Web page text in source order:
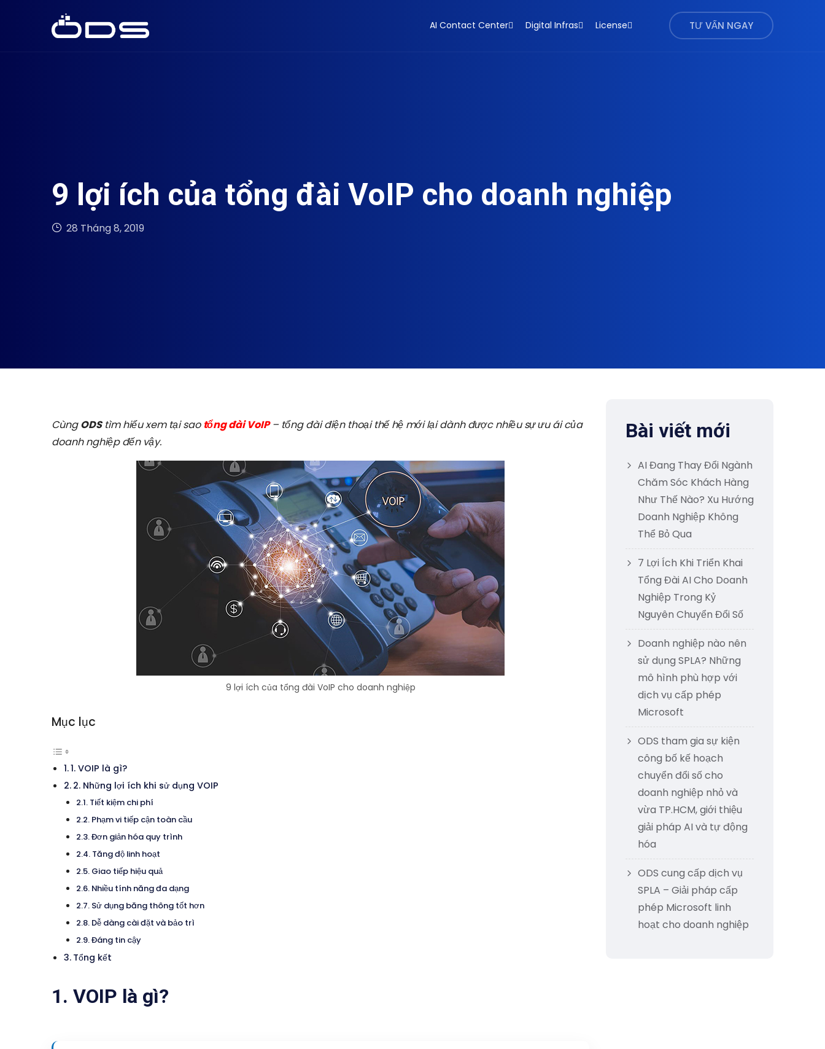
AI Contact Center Digital Infras License TƯ VẤN NGAY
9 lợi ích của tổng đài VoIP cho doanh nghiệp
28 Tháng 8, 2019
CùngODStìm hiểu xem tại sao tổng đài VoIP– tổng đài điện thoại thế hệ mới lại dành được nhiều sự ưu ái của
doanh nghiệp đến vậy.
9 lợi ích của tổng đài VoIP cho doanh nghiệp
Mục lục
1. VOIP là gì?
2. Những lợi ích khi sử dụng VOIP
Tiết kiệm chi phí
Phạm vi tiếp cận toàn cầu
Đơn giản hóa quy trình
Tăng độ linh hoạt
Giao tiếp hiệu quả
Nhiều tính năng đa dạng
Sử dụng băng thông tốt hơn
Dễ dàng cài đặt và bảo trì
Đáng tin cậy
Tổng kết
1. VOIP là gì?
Bài viết mới
AI Đang Thay Đổi Ngành
Chăm Sóc Khách Hàng
Như Thế Nào? Xu Hướng
Doanh Nghiệp Không
Thể Bỏ Qua
7 Lợi Ích Khi Triển Khai
Tổng Đài AI Cho Doanh
Nghiệp Trong Kỷ
Nguyên Chuyển Đổi Số
Doanh nghiệp nào nên
sử dụng SPLA? Những
mô hình phù hợp với
dịch vụ cấp phép
Microsoft
ODS tham gia sự kiện
công bố kế hoạch
chuyển đổi số cho
doanh nghiệp nhỏ và
vừa TP.HCM, giới thiệu
giải pháp AI và tự động
hóa
ODS cung cấp dịch vụ
SPLA – Giải pháp cấp
phép Microsoft linh
hoạt cho doanh nghiệp